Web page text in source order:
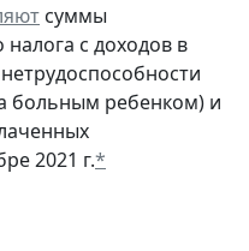
суммы
с доходов в
больным ребенком) и
2021 г.*